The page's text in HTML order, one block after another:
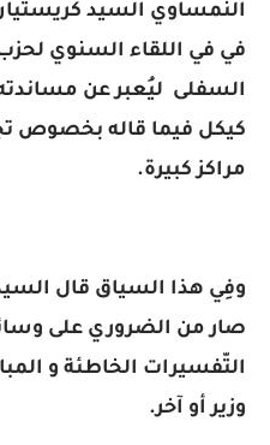
النمساوي السيد
في في اللقاء السنوي
السفلى ليُعبر عن
كيكل فيما قاله بخصوص
مراكز كبيرة.
وفِي هذا السياق قال
صار من الضروري على
التّفسيرات الخاطئة و
وزير أو آخر.